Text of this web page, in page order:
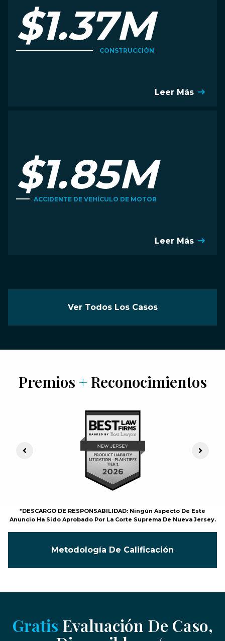
$1.37M
CONSTRUCCIÓN
Leer Más
$1.85M
ACCIDENTE DE VEHÍCULO DE MOTOR
Leer Más
Ver Todos Los Casos
Premios + Reconocimientos
Previous Slide Next
*DESCARGO DE RESPONSABILIDAD: Ningún Aspecto De Este
Anuncio Ha Sido Aprobado Por La Corte Suprema De Nueva Jersey.
Metodología De Calificación
Gratis Evaluación De Caso,